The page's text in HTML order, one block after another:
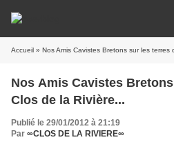
Accueil » Nos Amis Cavistes Bretons sur les terres
Nos Amis Cavistes
Clos de la Rivière...
Publié le 29/01/2012 à 21:19
Par ∞CLOS DE LA RIVIERE∞